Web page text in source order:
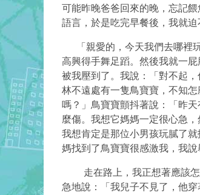
可能昨晚爸爸回來的晚，忘記
語言，於是吃完早餐後，我就迫
「親愛的，今天我們去哪裡玩
高興得手舞足蹈。然後我就一
被我壓到了。我說：「對不起
林不遠處有一隻鳥寶寶，不知
嗎？」鳥寶寶顫抖著說：「昨
麼傷。我想它媽媽一定很心急
我想肯定是那位小男孩玩膩了
媽找到了鳥寶寶很感激我，我
走在路上，我正想著應該怎
急地說：「我兒子不見了，他